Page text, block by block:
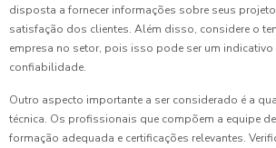
disposta a fornecer informações sobre seus
satisfação dos clientes. Além disso, considere o
empresa no setor, pois isso pode ser um indicativo
confiabilidade.
Outro aspecto importante a ser considerado é a
técnica. Os profissionais que compõem a equipe
formação adequada e certificações relevantes.